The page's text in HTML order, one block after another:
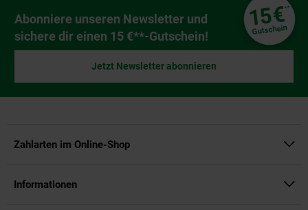
Newsletter Anmeldung
Abonniere unseren Newsletter und
sichere dir einen 15 €**-Gutschein!
15€**
Gutschein
Jetzt Newsletter abonnieren
Zahlarten im Online-Shop
Informationen